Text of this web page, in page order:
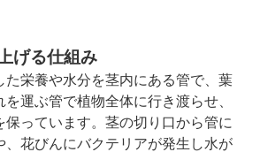
げる仕組み
た栄養や水分を茎内にある管で、葉
運ぶ管で植物全体に行き渡らせ、
保っています。茎の切り口から管に
、花びんにバクテリアが発生し水が